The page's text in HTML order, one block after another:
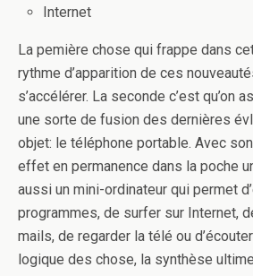
Internet
La pemière chose qui frappe dans
rythme d’apparition de ces
s’accélérer. La seconde c’est qu’on
une sorte de fusion des dernières
objet: le téléphone portable. Avec
effet en permanence dans la poche
aussi un mini-ordinateur qui permet
programmes, de surfer sur Internet,
mails, de regarder la télé ou
logique des chose, la synthèse